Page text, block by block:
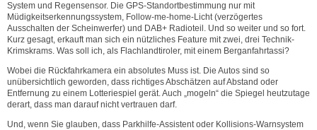
System und Regensensor. Die GPS-Standortbestimmung nur mit
Müdigkeitserkennungssystem, Follow-me-home-Licht (verzögertes
Ausschalten der Scheinwerfer) und DAB+ Radioteil. Und so weiter und so fort.
Kurz gesagt, erkauft man sich ein nützliches Feature mit zwei, drei Technik-
Krimskrams. Was soll ich, als Flachlandtiroler, mit einem Berganfahrtassi?
Wobei die Rückfahrkamera ein absolutes Muss ist. Die Autos sind so
unübersichtlich geworden, dass richtiges Abschätzen auf Abstand oder
Entfernung zu einem Lotteriespiel gerät. Auch „mogeln“ die Spiegel heutzutage
derart, dass man darauf nicht vertrauen darf.
Und, wenn Sie glauben, dass Parkhilfe-Assistent oder Kollisions-Warnsystem